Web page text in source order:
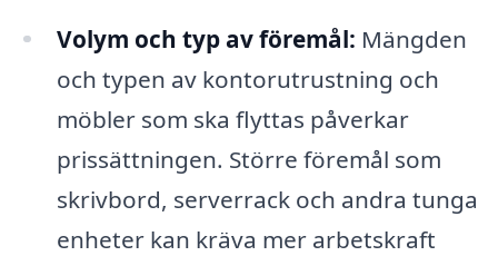
Volym och typ av föremål: Mängden
och typen av kontorutrustning och
möbler som ska flyttas påverkar
prissättningen. Större föremål som
skrivbord, serverrack och andra tunga
enheter kan kräva mer arbetskraft